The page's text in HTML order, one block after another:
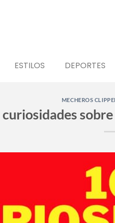
ESTILOS DEPORTES
MECHEROS